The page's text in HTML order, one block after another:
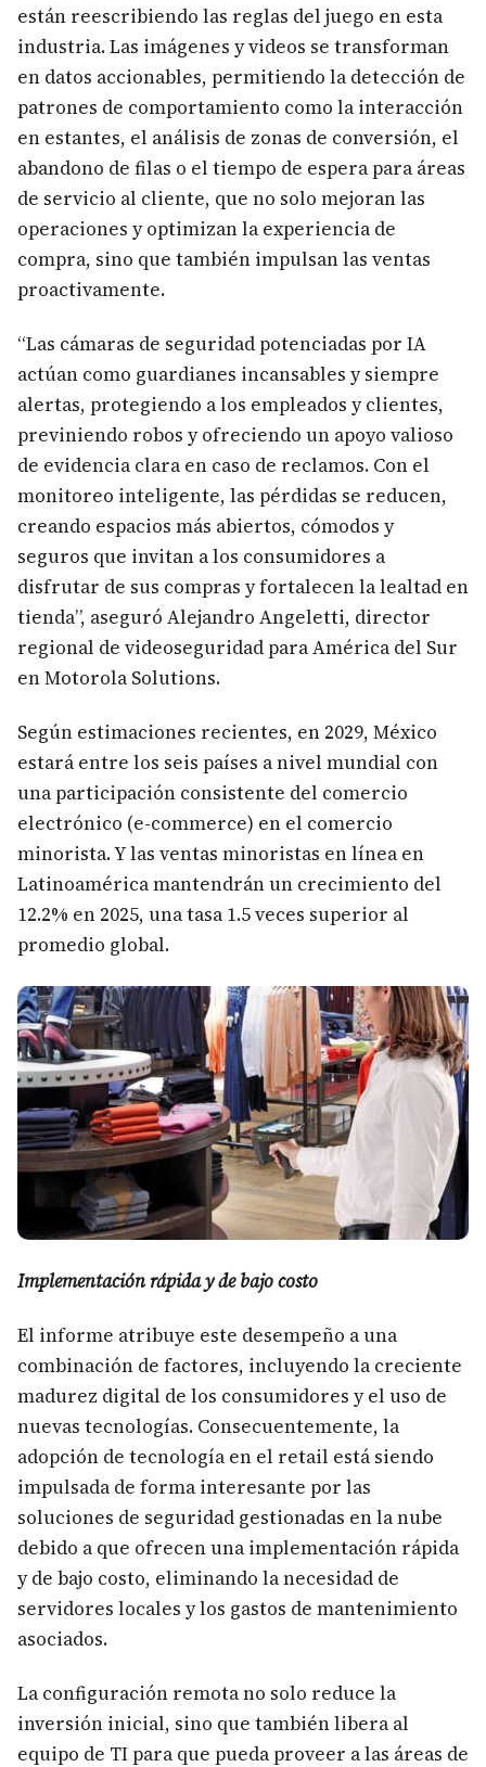
están reescribiendo las reglas del juego en esta
industria. Las imágenes y videos se transforman
en datos accionables, permitiendo la detección de
patrones de comportamiento como la interacción
en estantes, el análisis de zonas de conversión, el
abandono de filas o el tiempo de espera para áreas
de servicio al cliente, que no solo mejoran las
operaciones y optimizan la experiencia de
compra, sino que también impulsan las ventas
proactivamente.
“Las cámaras de seguridad potenciadas por IA
actúan como guardianes incansables y siempre
alertas, protegiendo a los empleados y clientes,
previniendo robos y ofreciendo un apoyo valioso
de evidencia clara en caso de reclamos. Con el
monitoreo inteligente, las pérdidas se reducen,
creando espacios más abiertos, cómodos y
seguros que invitan a los consumidores a
disfrutar de sus compras y fortalecen la lealtad en
tienda”, aseguró Alejandro Angeletti, director
regional de videoseguridad para América del Sur
en Motorola Solutions.
Según estimaciones recientes, en 2029, México
estará entre los seis países a nivel mundial con
una participación consistente del comercio
electrónico (e-commerce) en el comercio
minorista. Y las ventas minoristas en línea en
Latinoamérica mantendrán un crecimiento del
12.2% en 2025, una tasa 1.5 veces superior al
promedio global.
Implementación rápida y de bajo costo
El informe atribuye este desempeño a una
combinación de factores, incluyendo la creciente
madurez digital de los consumidores y el uso de
nuevas tecnologías. Consecuentemente, la
adopción de tecnología en el retail está siendo
impulsada de forma interesante por las
soluciones de seguridad gestionadas en la nube
debido a que ofrecen una implementación rápida
y de bajo costo, eliminando la necesidad de
servidores locales y los gastos de mantenimiento
asociados.
La configuración remota no solo reduce la
inversión inicial, sino que también libera al
equipo de TI para que pueda proveer a las áreas de